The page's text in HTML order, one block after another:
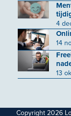
4
14
13
Copyright 2026